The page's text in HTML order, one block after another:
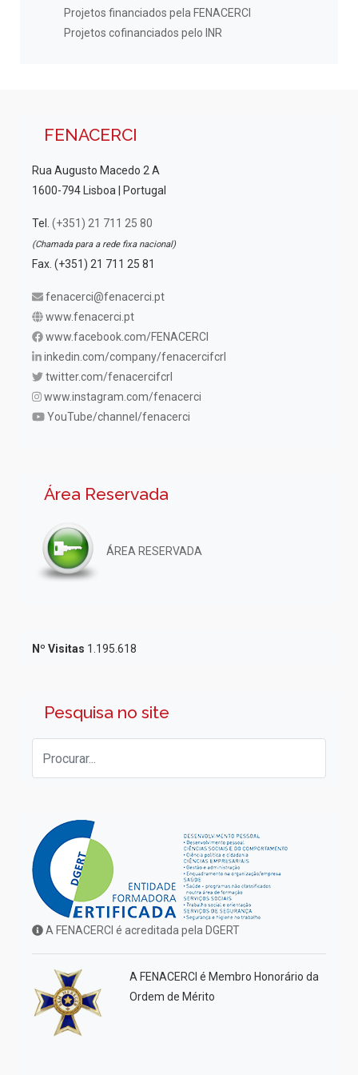
Projetos financiados pela FENACERCI
Projetos cofinanciados pelo INR
FENACERCI
Rua Augusto Macedo 2 A
1600-794 Lisboa | Portugal
Tel. (+351) 21 711 25 80
(Chamada para a rede fixa nacional)
Fax. (+351) 21 711 25 81
fenacerci@fenacerci.pt
www.fenacerci.pt
www.facebook.com/FENACERCI
inkedin.com/company/fenacercifcrl
twitter.com/fenacercifcrl
www.instagram.com/fenacerci
YouTube/channel/fenacerci
Área Reservada
ÁREA RESERVADA
Nº Visitas 1.195.618
Pesquisa no site
A FENACERCI é acreditada pela DGERT
A FENACERCI é Membro Honorário da
Ordem de Mérito